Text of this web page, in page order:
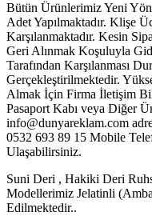
Bütün Ürünlerimiz Yeni
Adet Yapılmaktadır. Klişe
Karşılanmaktadır. Kesin
Geri Alınmak Koşuluyla
Tarafından Karşılanması
Gerçekleştirilmektedir.
Almak İçin Firma İletişim
Pasaport Kabı veya Diğer
info@dunyareklam.com
0532 693 89 15 Mobile
Ulaşabilirsiniz.
Suni Deri , Hakiki Deri
Modellerimiz Jelatinli
Edilmektedir..